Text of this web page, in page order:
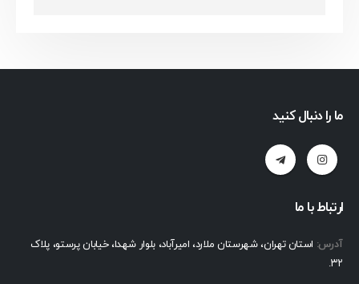
ما را دنبال کنید
ارتباط با ما
آدرس: استان تهران، شهرستان ملارد، امیرآباد، بلوار شهدا، خیابان پرستو، پلاک
۳۲.